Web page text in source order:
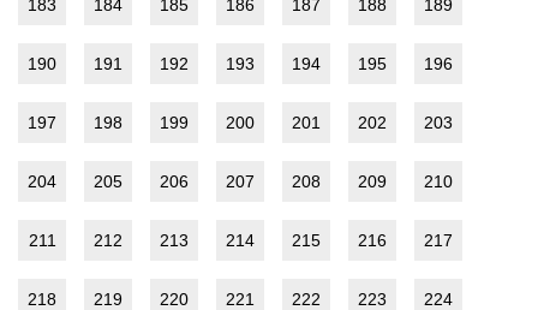
183 184 185 186 187 188 189
190 191 192 193 194 195 196
197 198 199 200 201 202 203
204 205 206 207 208 209 210
211 212 213 214 215 216 217
218 219 220 221 222 223 224